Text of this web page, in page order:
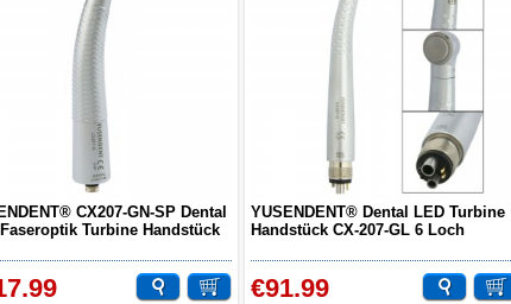
CX207-GN-SP Dental
Turbine Handstück
YUSENDENT® Dental LED Turbine
Handstück CX-207-GL 6 Loch
€91.99